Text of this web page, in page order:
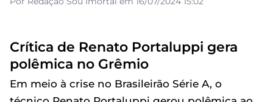
Crítica de Renato Portaluppi gera
polêmica no Grêmio
Em meio à crise no Brasileirão Série A, o